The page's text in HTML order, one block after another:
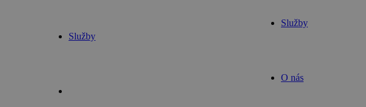
Služby
Služby
O nás